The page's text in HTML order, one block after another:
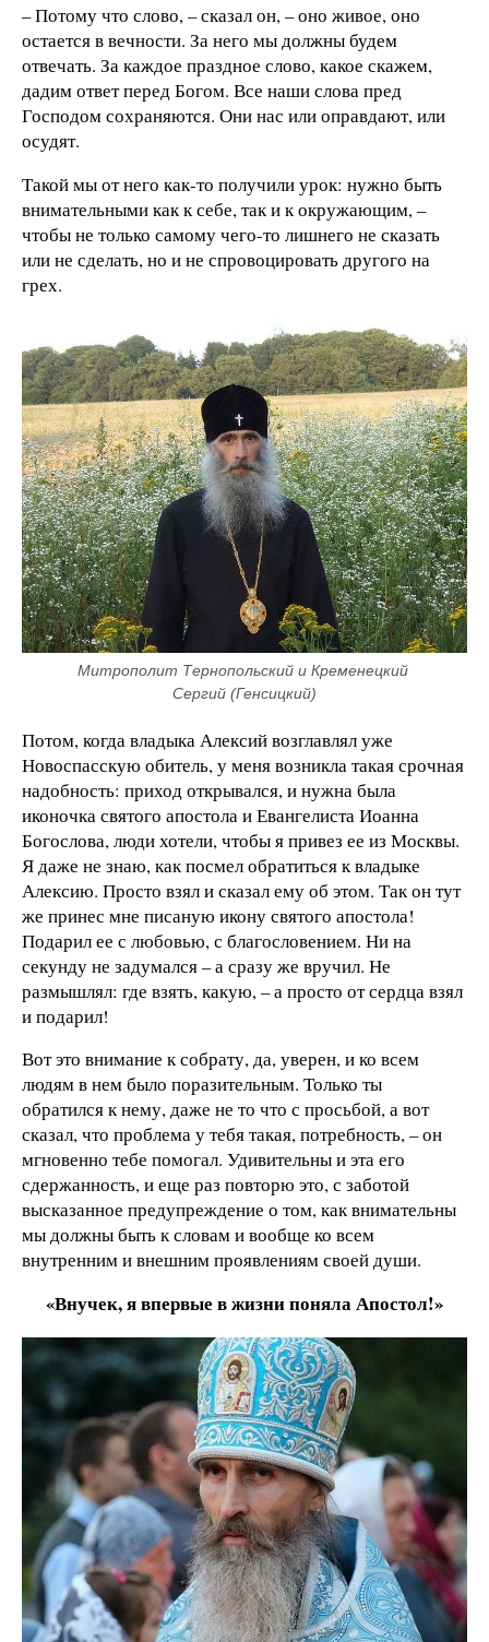
– Потому что слово, – сказал он, – оно живое, оно
остается в вечности. За него мы должны будем
отвечать. За каждое праздное слово, какое скажем,
дадим ответ перед Богом. Все наши слова пред
Господом сохраняются. Они нас или оправдают, или
осудят.
Такой мы от него как-то получили урок: нужно быть
внимательными как к себе, так и к окружающим, –
чтобы не только самому чего-то лишнего не сказать
или не сделать, но и не спровоцировать другого на
грех.
Митрополит Тернопольский и Кременецкий
Сергий (Генсицкий)
Потом, когда владыка Алексий возглавлял уже
Новоспасскую обитель, у меня возникла такая срочная
надобность: приход открывался, и нужна была
иконочка святого апостола и Евангелиста Иоанна
Богослова, люди хотели, чтобы я привез ее из Москвы.
Я даже не знаю, как посмел обратиться к владыке
Алексию. Просто взял и сказал ему об этом. Так он тут
же принес мне писаную икону святого апостола!
Подарил ее с любовью, с благословением. Ни на
секунду не задумался – а сразу же вручил. Не
размышлял: где взять, какую, – а просто от сердца взял
и подарил!
Вот это внимание к собрату, да, уверен, и ко всем
людям в нем было поразительным. Только ты
обратился к нему, даже не то что с просьбой, а вот
сказал, что проблема у тебя такая, потребность, – он
мгновенно тебе помогал. Удивительны и эта его
сдержанность, и еще раз повторю это, с заботой
высказанное предупреждение о том, как внимательны
мы должны быть к словам и вообще ко всем
внутренним и внешним проявлениям своей души.
«Внучек, я впервые в жизни поняла Апостол!»